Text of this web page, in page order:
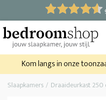
Kom langs in onze
Slaapkamers Draaideurkast 250